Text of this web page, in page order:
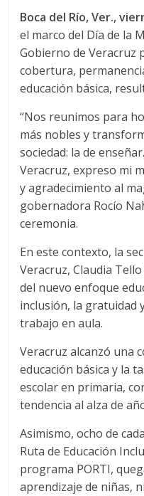
Boca del Río, Ver.,
el marco del Día de la
Gobierno de Veracruz
cobertura,
educación básica,
“Nos reunimos para
más nobles y
sociedad: la de
Veracruz, expreso mi
y agradecimiento al
gobernadora Rocío
ceremonia.
En este contexto, la
Veracruz, Claudia
del nuevo enfoque
inclusión, la gratuidad
trabajo en aula.
Veracruz alcanzó una
educación básica y la
escolar en primaria,
tendencia al alza de
Asimismo, ocho de
Ruta de Educación
programa PORTI,
aprendizaje de niñas,